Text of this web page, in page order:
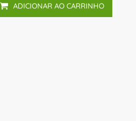
ADICIONAR AO CARRINHO